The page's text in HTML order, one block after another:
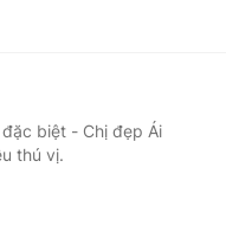
biệt - Chị đẹp Ái
thú vị.